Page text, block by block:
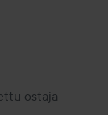
sitten
ostaja